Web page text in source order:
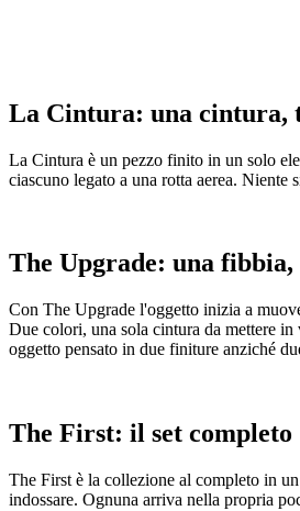
La Cintura: una cintura,
La Cintura è un pezzo finito in un solo
ciascuno legato a una rotta aerea.
The Upgrade: una fibbia,
Con The Upgrade l'oggetto inizia a
Due colori, una sola cintura da mettere
oggetto pensato in due finiture anziché
The First: il set completo
The First è la collezione al completo in
indossare. Ognuna arriva nella propria